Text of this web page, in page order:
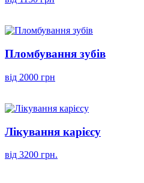
Пломбування зубів
від 2000 грн
Лікування карієсу
від 3200 грн.